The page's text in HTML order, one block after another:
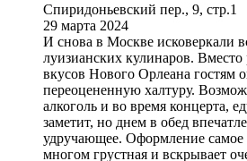
Спиридоньевский пер., 9, стр.1
29 марта 2024
И снова в Москве исковеркали
луизианских кулинаров. Вместо
вкусов Нового Орлеана гостям
переоцененную халтуру.
алкоголь и во время концерта,
заметит, но днем в обед
удручающее. Оформление самое
многом грустная и вскрывает